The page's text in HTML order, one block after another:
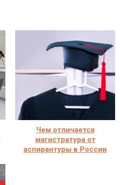
Чем отличается
магистратура от
аспирантуры в России